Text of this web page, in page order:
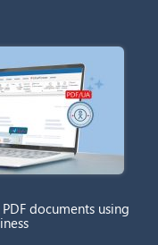
documents using